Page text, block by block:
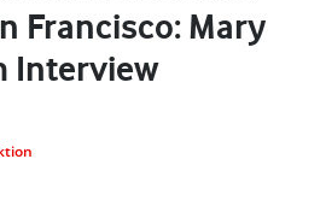
Francisco: Mary
Interview